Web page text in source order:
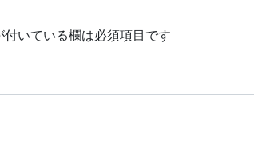
付いている欄は必須項目です